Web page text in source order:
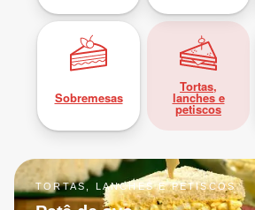
Sobremesas
Tortas,
lanches e
petiscos
TORTAS, LANCHES E PETISCOS